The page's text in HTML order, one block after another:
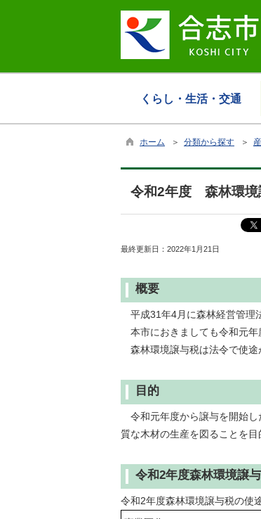
くらし・生活・交通
ホーム ＞ 分類から探す ＞
令和2年度 森林環境
最終更新日： 2022年1月21日
概要
平成31年4月に森林経営管理
本市におきましても令和元年
森林環境譲与税は法令で使途
目的
令和元年度から譲与を開始し
質な木材の生産を図ることを
令和2年度森林環境譲
令和2年度森林環境譲与税の使